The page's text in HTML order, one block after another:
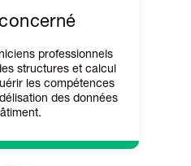
professionnels
structures et calcul
les compétences
des données